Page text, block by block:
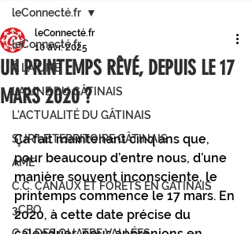
leConnecté.fr
À LA UNE
LA UNE DU GÂTINAIS
L'ACTUALITÉ DU GÂTINAIS
SUR LE TERRITOIRE GÂTINAIS
AME
C.C. CANAUX ET FORÊTS EN GÂTINAIS
3CBO
leConnecté.fr
UN PRINTEMPS RÊVÉ, DEPUIS LE 17
MARS 2020 ?
leConnecté.fr
10 avr. 2025
Ça fait maintenant cinq ans que,
pour beaucoup d’entre nous, d’une
manière souvent inconsciente, le
printemps commence le 17 mars. En
2020, à cette date précise du